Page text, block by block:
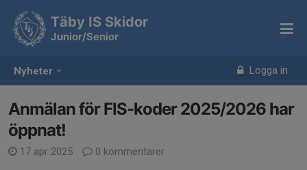
Nyheter Logga in
Täby IS Skidor
Junior/Senior
Anmälan för FIS-koder 2025/2026 har
öppnat!
17 apr 2025 0 kommentarer